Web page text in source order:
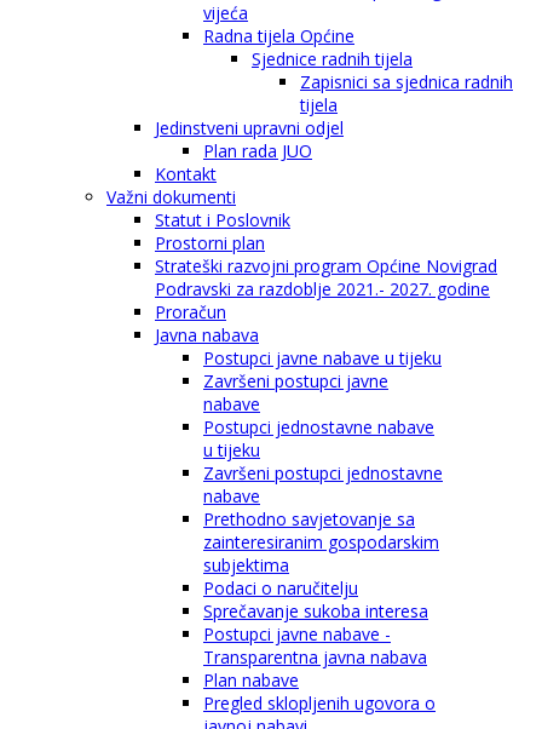
vijeća
Radna tijela Općine
Sjednice radnih tijela
Zapisnici sa sjednica radnih
tijela
Jedinstveni upravni odjel
Plan rada JUO
Kontakt
Važni dokumenti
Statut i Poslovnik
Prostorni plan
Strateški razvojni program Općine Novigrad
Podravski za razdoblje 2021.- 2027. godine
Proračun
Javna nabava
Postupci javne nabave u tijeku
Završeni postupci javne
nabave
Postupci jednostavne nabave
u tijeku
Završeni postupci jednostavne
nabave
Prethodno savjetovanje sa
zainteresiranim gospodarskim
subjektima
Podaci o naručitelju
Sprečavanje sukoba interesa
Postupci javne nabave -
Transparentna javna nabava
Plan nabave
Pregled sklopljenih ugovora o